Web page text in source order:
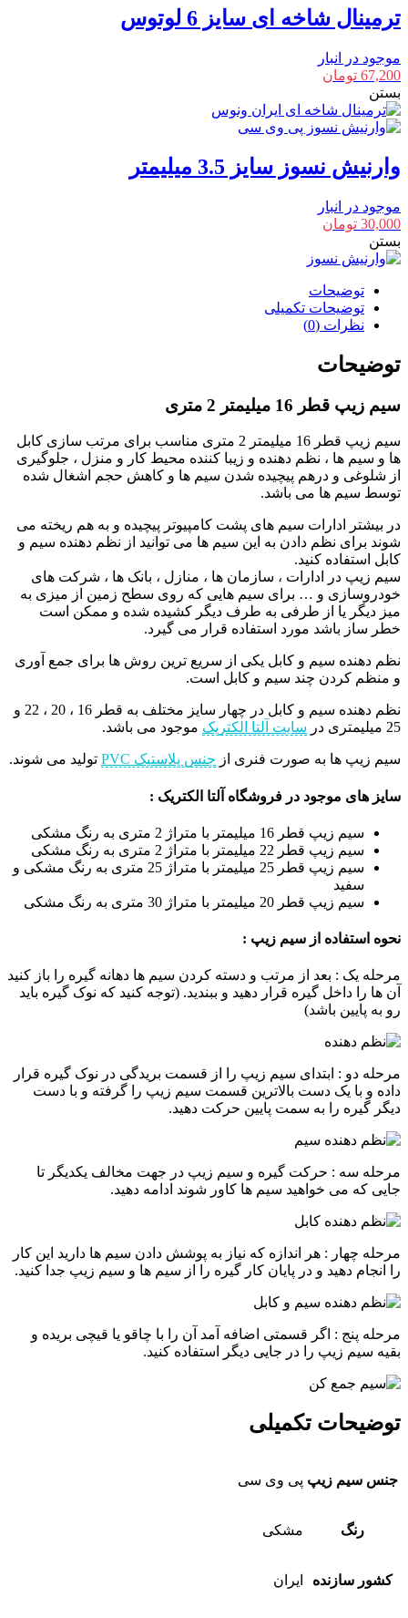
ترمینال شاخه ای سایز 6 لوتوس
موجود در انبار
67,200 تومان
بستن
وارنیش نسوز سایز 3.5 میلیمتر
موجود در انبار
30,000 تومان
بستن
توضیحات
توضیحات تکمیلی
نظرات (0)
توضیحات
سیم زیپ قطر 16 میلیمتر 2 متری
سیم زیپ قطر 16 میلیمتر 2 متری مناسب برای مرتب سازی کابل
ها و سیم ها ، نظم دهنده و زیبا کننده محیط کار و منزل ، جلوگیری
از شلوغی و درهم پیچیده شدن سیم ها و کاهش حجم اشغال شده
توسط سیم ها می باشد.
در بیشتر ادارات سیم های پشت کامپیوتر پیچیده و به هم ریخته می
شوند برای نظم دادن به این سیم ها می توانید از نظم دهنده سیم و
کابل استفاده کنید.
سیم زیپ در ادارات ، سازمان ها ، منازل ، بانک ها ، شرکت های
خودروسازی و … برای سیم هایی که روی سطح زمین از میزی به
میز دیگر یا از طرفی به طرف دیگر کشیده شده و ممکن است
خطر ساز باشد مورد استفاده قرار می گیرد.
نظم دهنده سیم و کابل یکی از سریع‌ ترین روش ها برای جمع‌ آوری
و منظم کردن چند سیم و کابل است.
نظم دهنده سیم و کابل در چهار سایز مختلف به قطر 16 ، 20 ، 22 و
25 میلیمتری در
سایت آلتا الکتریک موجود می باشد.
سیم زیپ ها به صورت فنری از جنس پلاستیک PVC تولید می شوند.
سایز های موجود در فروشگاه آلتا الکتریک :
سیم زیپ قطر 16 میلیمتر با متراژ 2 متری به رنگ مشکی
سیم زیپ قطر 22 میلیمتر با متراژ 2 متری به رنگ مشکی
سیم زیپ قطر 25 میلیمتر با متراژ 25 متری به رنگ مشکی و
سفید
سیم زیپ قطر 20 میلیمتر با متراژ 30 متری به رنگ مشکی
نحوه استفاده از سیم زیپ :
مرحله یک : بعد از مرتب و دسته کردن سيم ها دهانه گيره را باز کنيد
آن ها را داخل گيره قرار دهيد و ببنديد. (توجه کنيد که نوک گيره بايد
رو به پایین باشد)
مرحله دو : ابتدای سيم زيپ را از قسمت بريدگی در نوک گيره قرار
داده و با يک دست بالاترين قسمت سيم زيپ را گرفته و با دست
ديگر گيره را به سمت پايين حرکت دهيد.
مرحله سه : حرکت گيره و سيم زيپ در جهت مخالف يکديگر تا
جايی که می خواهيد سيم ها کاور شوند ادامه دهيد.
مرحله چهار : هر اندازه که نياز به پوشش دادن سيم ها داريد اين کار
را انجام دهيد و در پايان کار گيره را از سيم ها و سيم زيپ جدا کنيد.
مرحله پنج : اگر قسمتی اضافه آمد آن را با چاقو يا قيچی بريده و
بقيه سيم زيپ را در جايی ديگر استفاده کنيد.
توضیحات تکمیلی
جنس سیم زیپ پی وی سی
رنگ مشکی
کشور سازنده ایران